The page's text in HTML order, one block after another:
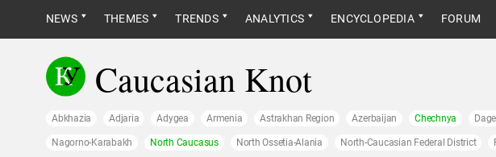
NEWS THEMES TRENDS ANALYTICS ENCYCLOPEDIA FORUM
Caucasian Knot
Abkhazia Adjaria Adygea Armenia Astrakhan Region Azerbaijan Chechnya
Nagorno-Karabakh North Caucasus North Ossetia-Alania North-Caucasian Federal District